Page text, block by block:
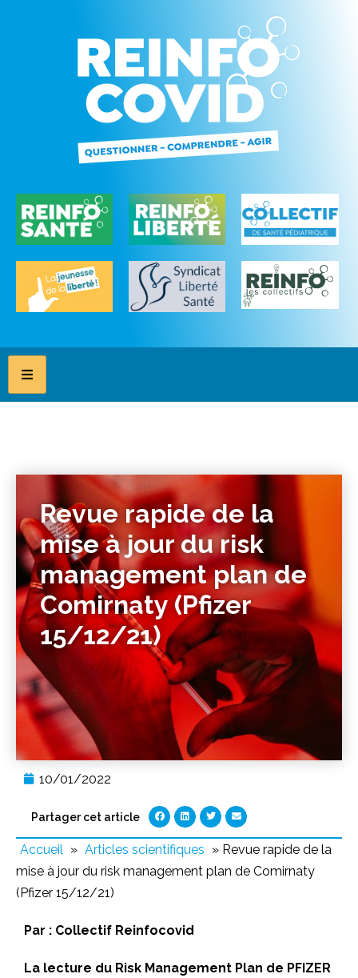
Revue rapide de la
mise à jour du risk
management plan de
Comirnaty (Pfizer
15/12/21)
10/01/2022
Partager cet article
Accueil » Articles scientifiques » Revue rapide de la
mise à jour du risk management plan de Comirnaty
(Pfizer 15/12/21)
Par : Collectif Reinfocovid
La lecture du Risk Management Plan de PFIZER